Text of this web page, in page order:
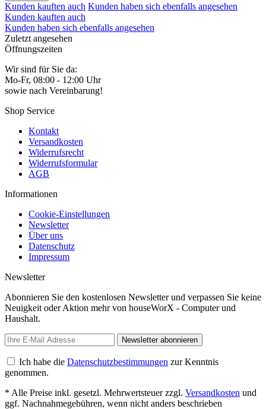
Kunden kauften auch Kunden haben sich ebenfalls angesehen
Kunden kauften auch
Kunden haben sich ebenfalls angesehen
Zuletzt angesehen
Öffnungszeiten
Wir sind für Sie da:
Mo-Fr, 08:00 - 12:00 Uhr
sowie nach Vereinbarung!
Shop Service
Kontakt
Versandkosten
Widerrufsrecht
Widerrufsformular
AGB
Informationen
Cookie-Einstellungen
Newsletter
Über uns
Datenschutz
Impressum
Newsletter
Abonnieren Sie den kostenlosen Newsletter und verpassen Sie keine
Neuigkeit oder Aktion mehr von houseWorX - Computer und
Haushalt.
Newsletter abonnieren
Ich habe die Datenschutzbestimmungen zur Kenntnis
genommen.
* Alle Preise inkl. gesetzl. Mehrwertsteuer zzgl. Versandkosten und
ggf. Nachnahmegebühren, wenn nicht anders beschrieben